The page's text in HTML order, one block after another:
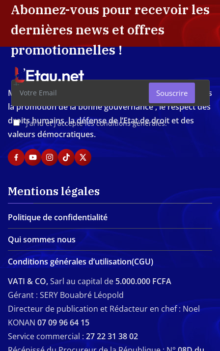
Abonnez-vous pour recevoir les
dernières news et offres
promotionnelles !
J'ai lu et j'accepte les conditions générales.
Souscrire
Média d'investigation ivoirien résolument engagé dans
la promotion de la bonne gouvernance , le respect des
droits humains, la défense de l’Etat de droit et des
valeurs démocratiques.
Mentions légales
Politique de confidentialité
Qui sommes nous
Conditions générales d’utilisation(CGU)
VATI & CO,Sarl au capital de 5.000.000 FCFA
Gérant : SERY Bouabré Léopold
Directeur de publication et Rédacteur en chef : Noel
KONAN 07 09 96 64 15
Service commercial : 27 22 31 38 02